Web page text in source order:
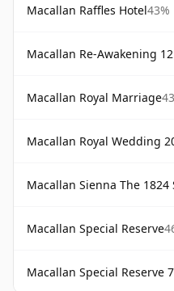
Macallan Raffles Hotel43%
Macallan Re-Awakening
Macallan Royal Marriage
Macallan Royal Wedding
Macallan Sienna The 1824
Macallan Special Reserve
Macallan Special Reserve